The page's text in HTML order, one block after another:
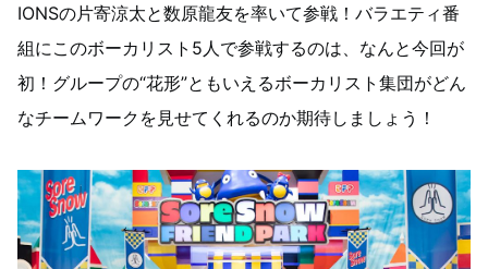
IONSの片寄涼太と数原龍友を率いて参戦！バラエティ番
組にこのボーカリスト5人で参戦するのは、なんと今回が
初！グループの“花形”ともいえるボーカリスト集団がどん
なチームワークを見せてくれるのか期待しましょう！